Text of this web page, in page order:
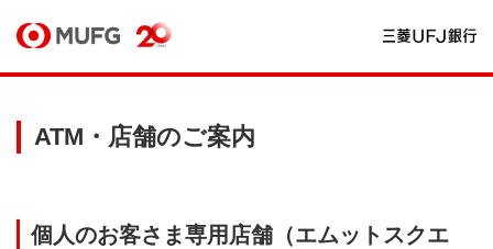
ATM・店舗のご案内
個人のお客さま専用店舗（エムットスクエ